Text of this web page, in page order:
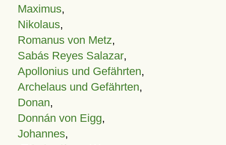
Maximus,
Nikolaus,
Romanus von Metz,
Sabás Reyes Salazar,
Apollonius und Gefährten,
Archelaus und Gefährten,
Donan,
Donnán von Eigg,
Johannes,